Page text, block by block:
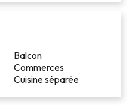
Balcon
Commerces
Cuisine séparée